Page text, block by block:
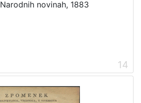
novinah, 1883
14